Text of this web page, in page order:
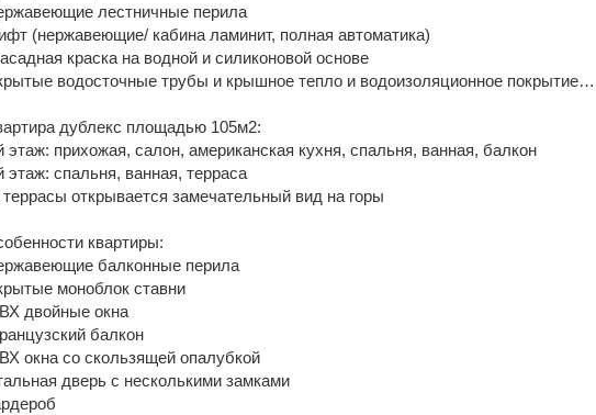
лестничные перила
(нержавеющие/ кабина ламинит, полная автоматика)
краска на водной и силиконовой основе
водосточные трубы и крышное тепло и водоизоляционное покрытие…
дублекс площадью 105м2:
этаж: прихожая, салон, американская кухня, спальня, ванная, балкон
этаж: спальня, ванная, терраса
открывается замечательный вид на горы
квартиры:
балконные перила
моноблок ставни
двойные окна
балкон
окна со скользящей опалубкой
дверь с несколькими замками